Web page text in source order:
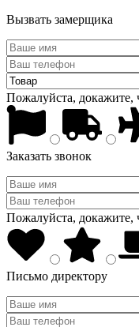
Вызвать замерщика
Пожалуйста, докажите,
Заказать звонок
Пожалуйста, докажите,
Письмо директору